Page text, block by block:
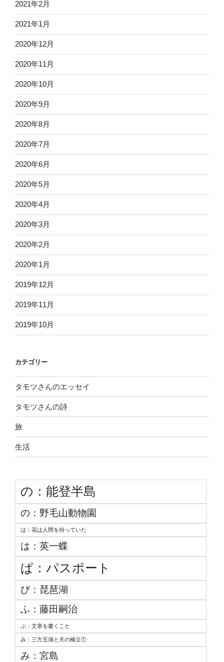
2021年2月
2021年1月
2020年12月
2020年11月
2020年10月
2020年9月
2020年8月
2020年7月
2020年6月
2020年5月
2020年4月
2020年3月
2020年2月
2020年1月
2019年12月
2019年11月
2019年10月
カテゴリー
タモツさんのエッセイ
タモツさんの詩
旅
生活
の：能登半島
の：野毛山動物園
は：花は人間を待っていた
は：英一蝶
ぱ：パスポート
び：琵琶湖
ふ：藤田嗣治
ぶ：文章を書くこと
み：三方五湖と天の橋立①
み：宮島